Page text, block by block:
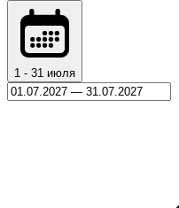
1 - 31 июля